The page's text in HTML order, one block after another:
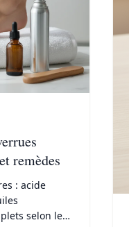
remèdes
: acide
selon le